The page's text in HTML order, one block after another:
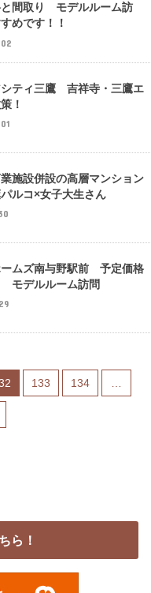
間取り モデルルーム訪
めです！！
シティ三鷹 吉祥寺・三鷹エ
！
施設併設の高層マンション
ルコ×女子大生さん
ームズ南与野駅前 予定価格
モデルルーム訪問
133 134
ら！